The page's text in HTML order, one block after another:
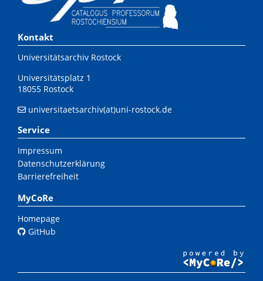
Kontakt
Universitätsarchiv Rostock
Universitätsplatz 1
18055 Rostock
universitaetsarchiv(at)uni-rostock.de
Service
Impressum
Datenschutzerklärung
Barrierefreiheit
MyCoRe
Homepage
GitHub